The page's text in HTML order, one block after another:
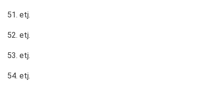
51. etj.
52. etj.
53. etj.
54. etj.